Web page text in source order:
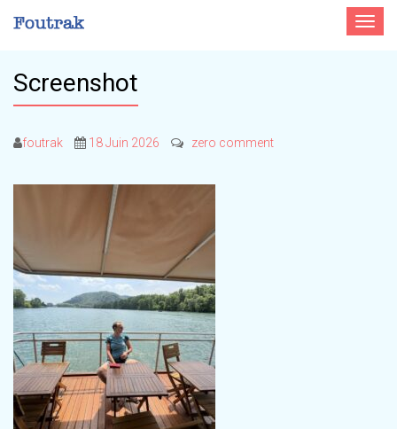
Toggle
Screenshot
foutrak 18 Juin 2026 zero comment